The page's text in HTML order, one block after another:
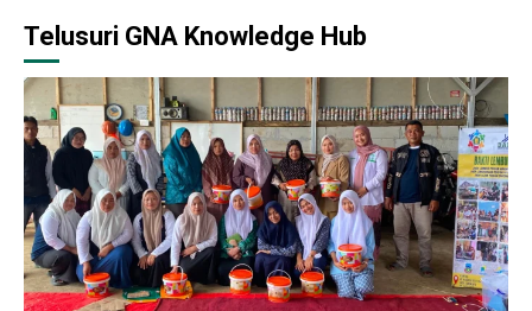
Telusuri GNA Knowledge Hub